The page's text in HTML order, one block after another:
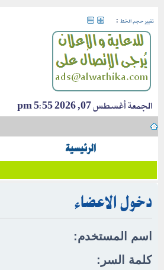
تغيير حجم الخط :
الجمعة أغسطس 07, 2026 5:55 pm
الرئيسية
دخول الاعضاء
اسم المستخدم:
كلمة السر: